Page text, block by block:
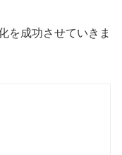
を成功させていきま